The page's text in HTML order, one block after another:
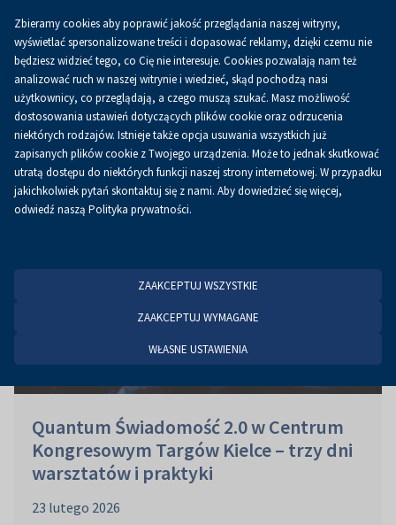
PL
Strona główna Aktualności
Aktualności
Quantum Świadomość 2.0 w Centrum
Kongresowym Targów Kielce – trzy dni
warsztatów i praktyki
23 lutego 2026
Zbieramy cookies aby poprawić jakość przeglądania naszej witryny,
wyświetlać spersonalizowane treści i dopasować reklamy, dzięki czemu nie
będziesz widzieć tego, co Cię nie interesuje. Cookies pozwalają nam też
analizować ruch w naszej witrynie i wiedzieć, skąd pochodzą nasi
użytkownicy, co przeglądają, a czego muszą szukać. Masz możliwość
dostosowania ustawień dotyczących plików cookie oraz odrzucenia
niektórych rodzajów. Istnieje także opcja usuwania wszystkich już
zapisanych plików cookie z Twojego urządzenia. Może to jednak skutkować
utratą dostępu do niektórych funkcji naszej strony internetowej. W przypadku
jakichkolwiek pytań skontaktuj się z nami. Aby dowiedzieć się więcej,
odwiedź naszą Polityka prywatności.
ZAAKCEPTUJ WSZYSTKIE
ZAAKCEPTUJ WYMAGANE
WŁASNE USTAWIENIA